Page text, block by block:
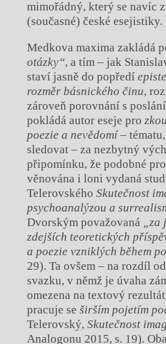
mimořádný, který se navíc
(současné) české esejistiky.
Medkova maxima zakládá
otázky“, a tím – jak
staví jasně do popředí
rozměr básnického činu,
zároveň porovnání s
pokládá autor eseje pro
poezie a nevědomí–
sledovat – za nezbytný
připomínku, že podobné
věnována i loni vydaná
Telerovského Skutečnost
psychoanalýzou a
Dvorským považovaná „za
zdejších teoretických
a poezie vzniklých během
29). Ta ovšem – na rozdíl
svazku, v němž je úvaha
omezena na textový
pracuje se širším pojetím
Telerovský, Skutečnost
Analogonu 2015, s. 19).